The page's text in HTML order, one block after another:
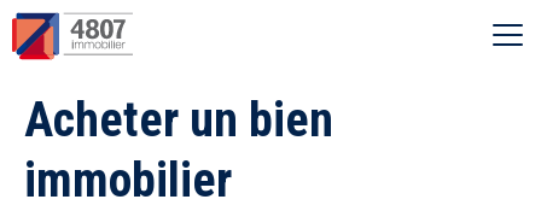
Vente
Location
Ouvrir le menu
Acheter un bien
immobilier